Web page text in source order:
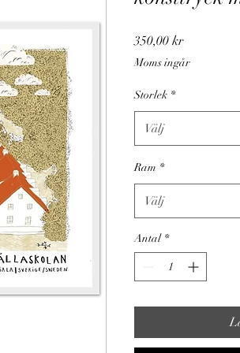
350,00 krPris
Moms ingår
Storlek *
Välj
Ram *
Välj
Antal *